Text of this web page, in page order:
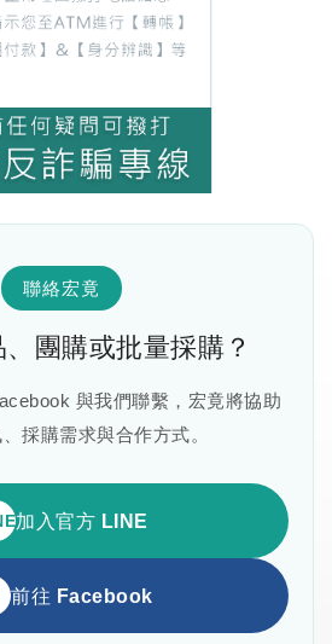
聯絡宏竟
團購或批量採購？
與我們聯繫，宏竟將協助
採購需求與合作方式。
加入官方 LINE
前往 Facebook